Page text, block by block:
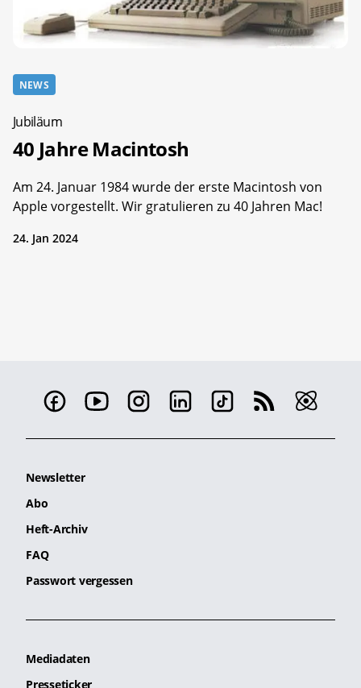
NEWS
Jubiläum
40 Jahre Macintosh
Am 24. Januar 1984 wurde der erste Macintosh von
Apple vorgestellt. Wir gratulieren zu 40 Jahren Mac!
24. Jan 2024
Newsletter
Abo
Heft-Archiv
FAQ
Passwort vergessen
Mediadaten
Presseticker